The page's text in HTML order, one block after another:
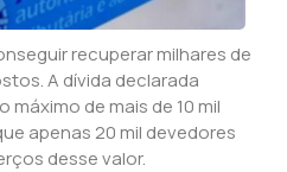
recuperar milhares de
A dívida declarada
de mais de 10 mil
apenas 20 mil devedores
desse valor.